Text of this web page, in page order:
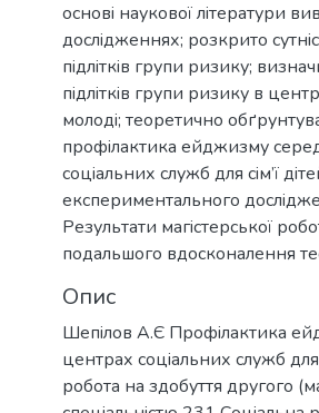
основi наукової лiтератури
дослiдженнях; розкрито
пiдлiткiв групи ризику;
пiдлiткiв групи ризику в
молодi; теоретично
профiлактика ейджизму
соцiальних служб для сiм’ї
експериментального
Результати магicтерcької
подальшого вдоcконалення
Опис
Шепiлов А.Є Профiлактика
центрах соцiальних служб
робота на здобуття другого